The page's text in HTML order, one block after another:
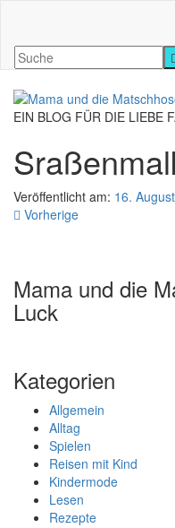
EIN BLOG FÜR DIE LIEBE
Veröffentlicht am: 16.
Vorherige
Mama und die
Luck
Kategorien
Allgemein
Alltag
Spielen
Reisen mit Kind
Kindermode
Lesen
Rezepte